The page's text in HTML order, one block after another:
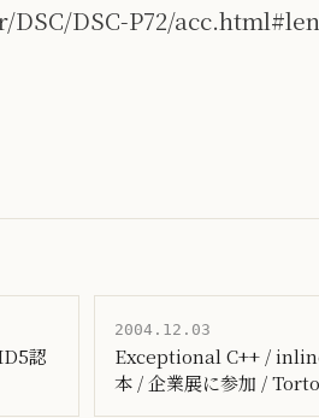
DSC-P72/
認
2004.12.03
Exceptional C++ /
本 / 企業展に参加 /